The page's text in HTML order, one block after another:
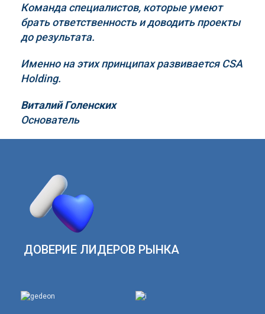
Команда специалистов, которые умеют
брать ответственность и доводить проекты
до результата.
Именно на этих принципах развивается CSA
Holding.
Виталий Голенских
Основатель
ДОВЕРИЕ ЛИДЕРОВ РЫНКА